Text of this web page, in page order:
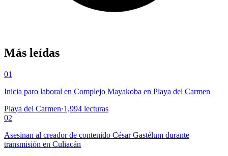
Más leídas
01
Inicia paro laboral en Complejo Mayakoba en Playa del Carmen
Playa del Carmen·1,994 lecturas
02
Asesinan al creador de contenido César Gastélum durante
transmisión en Culiacán